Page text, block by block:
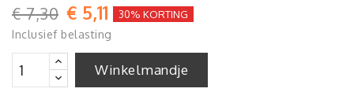
€ 7,30 € 5,11 30% KORTING
Inclusief belasting
Winkelmandje